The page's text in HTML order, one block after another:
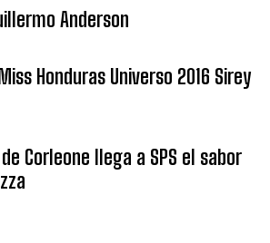
Anderson
Honduras Universo 2016 Sirey
Corleone llega a SPS el sabor